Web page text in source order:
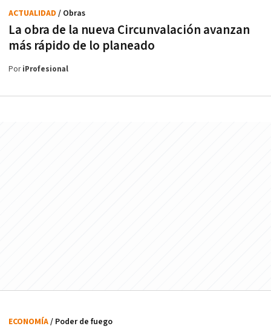
La obra de la nueva Circunvalación avanzan
más rápido de lo planeado
ACTUALIDAD / Obras
PoriProfesional
ECONOMÍA/ Poder de fuego